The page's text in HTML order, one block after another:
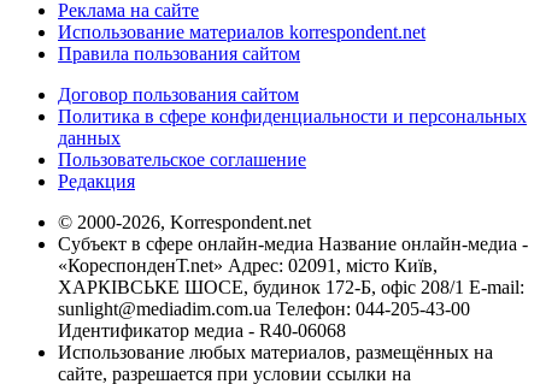
Реклама на сайте
Использование материалов korrespondent.net
Правила пользования сайтом
Договор пользования сайтом
Политика в сфере конфиденциальности и персональных
данных
Пользовательское соглашение
Редакция
© 2000-2026, Korrespondent.net
Субъект в сфере онлайн-медиа Название онлайн-медиа -
«КореспонденТ.net» Адрес: 02091, місто Київ,
ХАРКІВСЬКЕ ШОСЕ, будинок 172-Б, офіс 208/1 E-mail:
sunlight@mediadim.com.ua Телефон: 044-205-43-00
Идентификатор медиа - R40-06068
Использование любых материалов, размещённых на
сайте, разрешается при условии ссылки на